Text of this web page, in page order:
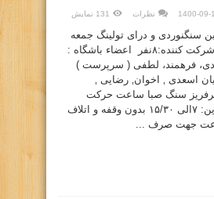
1400-09- نظرات 131 نمایش
سنگنوردی و درای تولینگ جمعه
۱۲ آذر تعداد افراد شرکت کننده:۸نفر اعضاء باشگاه :
یزدی، فرهمند، لطفی ( سرپرست )
اسعدی ‚ اخوان‚ رضایی ‚
سنگ صبا ساعت حرکت
:۶صبح ساعات تمرین: ۷الی ۱۵/۳۰ بدون وقفه و اتلاف
جهت صرف ...